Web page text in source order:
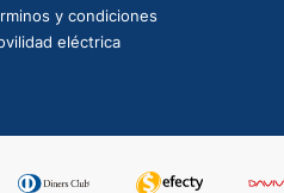
y condiciones
eléctrica